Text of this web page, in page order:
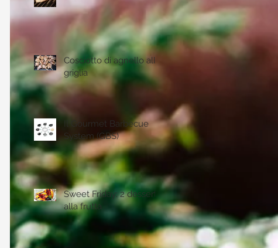
Cosciotto di agnello alla
griglia
Il Gourmet Barbecue
System (GBS)
Sweet Friday: 2 desserts
alla frutta